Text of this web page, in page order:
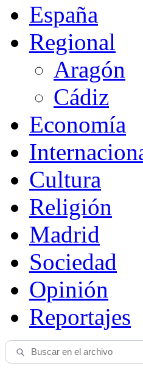
España
Regional
Aragón
Cádiz
Economía
Cultura
Religión
Madrid
Sociedad
Opinión
Reportajes